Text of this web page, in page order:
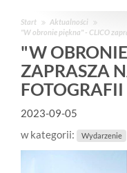
Start
Aktualności
"W obronie piękna" - CLICO
"W
ZAPRASZA
FOTOGRAFII
2023-09-05
w kategorii:
Wydarzenie